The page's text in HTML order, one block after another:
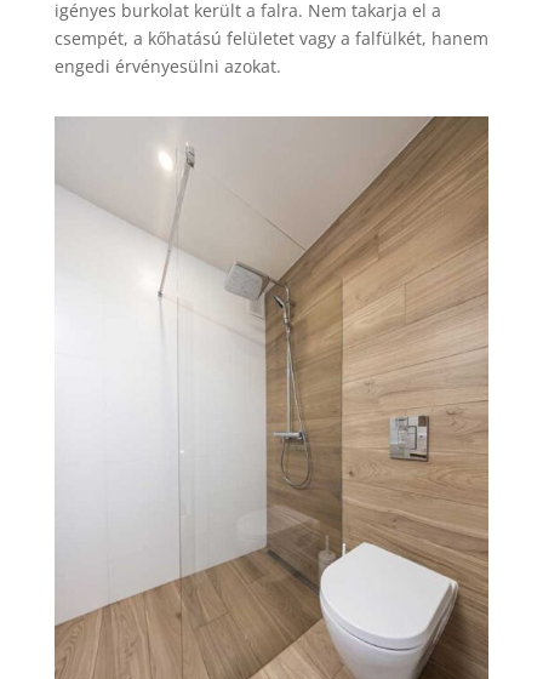
igényes burkolat került a falra. Nem takarja el a
csempét, a kőhatású felületet vagy a falfülkét, hanem
engedi érvényesülni azokat.